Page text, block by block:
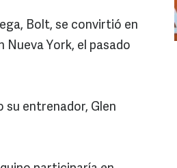
Bolt, se convirtió en
Nueva York, el pasado
su entrenador, Glen